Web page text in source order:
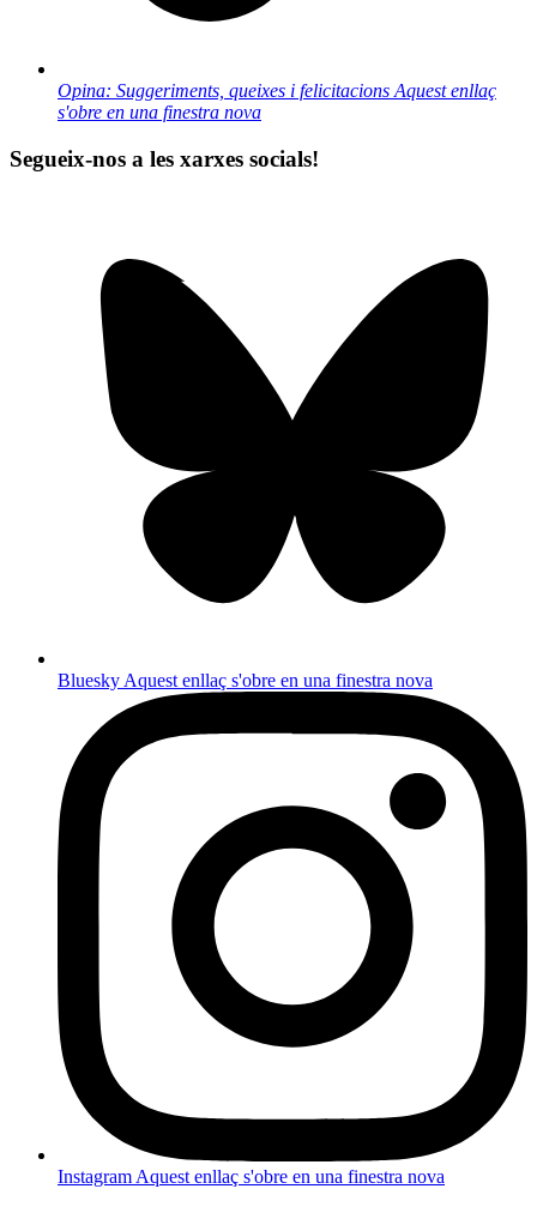
Opina: Suggeriments, queixes i felicitacions Aquest enllaç
s'obre en una finestra nova
Segueix-nos a les xarxes socials!
Bluesky Aquest enllaç s'obre en una finestra nova
Instagram Aquest enllaç s'obre en una finestra nova